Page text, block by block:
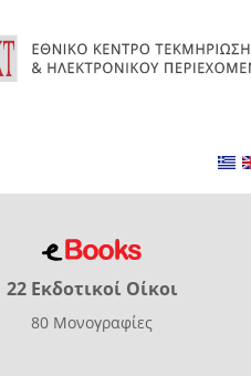
22 Εκδοτικοί Οίκοι
80 Μονογραφίες